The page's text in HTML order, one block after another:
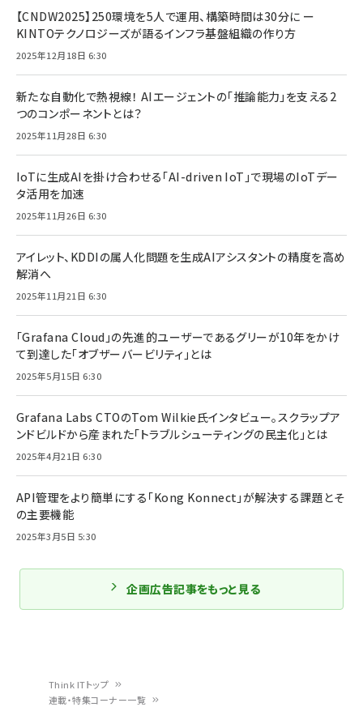
Think ITトップ
連載・特集コーナー一覧
【CNDW2025】250環境を5人で運用、構築時間は30分に ー
KINTOテクノロジーズが語るインフラ基盤組織の作り方
2025年12月18日 6:30
新たな自動化で熱視線！ AIエージェントの「推論能力」を支える2
つのコンポーネントとは？
2025年11月28日 6:30
IoTに生成AIを掛け合わせる「AI-driven IoT」で現場のIoTデー
タ活用を加速
2025年11月26日 6:30
アイレット、KDDIの属人化問題を生成AIアシスタントの精度を高め
解消へ
2025年11月21日 6:30
「Grafana Cloud」の先進的ユーザーであるグリーが10年をかけ
て到達した「オブザーバービリティ」とは
2025年5月15日 6:30
Grafana Labs CTOのTom Wilkie氏インタビュー。スクラップア
ンドビルドから産まれた「トラブルシューティングの民主化」とは
2025年4月21日 6:30
API管理をより簡単にする「Kong Konnect」が解決する課題とそ
の主要機能
2025年3月5日 5:30
企画広告記事をもっと見る